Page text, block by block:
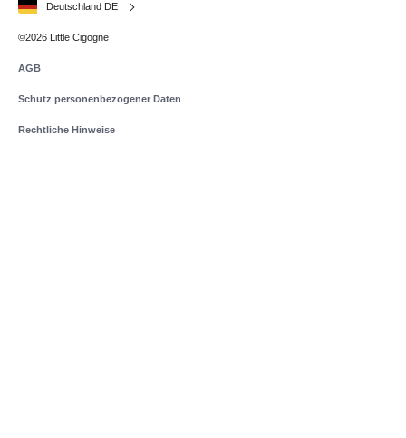
Deutschland DE
©2026 Little Cigogne
AGB
Schutz personenbezogener Daten
Rechtliche Hinweise